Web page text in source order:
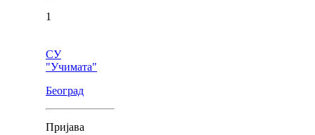
1
СУ
"Учимата"
Београд
Пријава